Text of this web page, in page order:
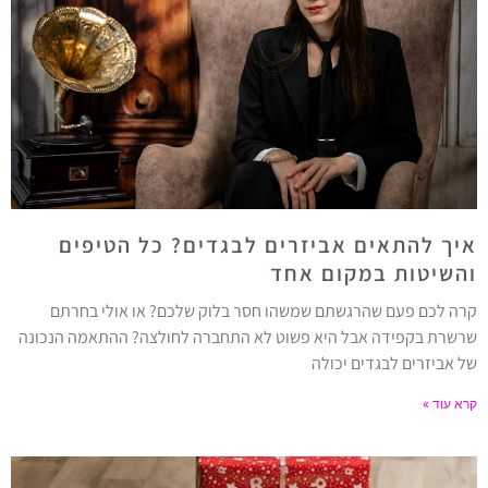
איך להתאים אביזרים לבגדים? כל הטיפים
והשיטות במקום אחד
קרה לכם פעם שהרגשתם שמשהו חסר בלוק שלכם? או אולי בחרתם
שרשרת בקפידה אבל היא פשוט לא התחברה לחולצה? ההתאמה הנכונה
של אביזרים לבגדים יכולה
קרא עוד »